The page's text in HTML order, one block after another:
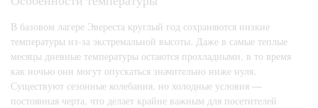
В базовом лагере Эвереста круглый год сохраняются низкие
температуры из-за экстремальной высоты. Даже в самые теплые
месяцы дневные температуры остаются прохладными, в то время
как ночью они могут опускаться значительно ниже нуля.
Существуют сезонные колебания, но холодные условия —
постоянная черта, что делает крайне важным для посетителей